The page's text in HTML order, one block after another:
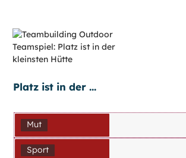
Platz ist in der ...
Mut
Sport